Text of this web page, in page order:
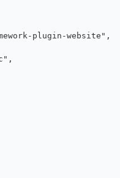
plugin-website",